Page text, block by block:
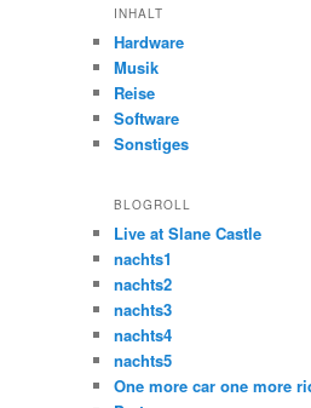
INHALT
Hardware
Musik
Reise
Software
Sonstiges
BLOGROLL
Live at Slane Castle
nachts1
nachts2
nachts3
nachts4
nachts5
One more car one more